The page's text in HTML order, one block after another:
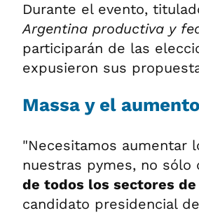
Durante el evento,
Argentina productiva y
participarán de las
expusieron sus
Massa y el
"Necesitamos aumentar
nuestras pymes, no sólo
de todos los sectores
candidato presidencial